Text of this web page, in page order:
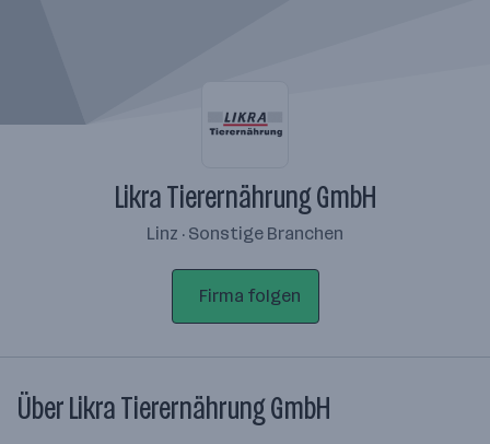
Likra Tierernährung GmbH
Linz · Sonstige Branchen
Firma folgen
Über Likra Tierernährung GmbH